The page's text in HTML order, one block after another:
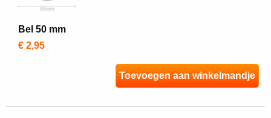
Bel 50 mm
€ 2,95
Toevoegen aan winkelmandje